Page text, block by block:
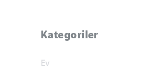
Kategoriler
Ev